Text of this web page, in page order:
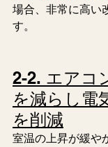
場合、非常に高い
す。
2-2. エアコ
を減らし電
を削減
室温の上昇が緩や